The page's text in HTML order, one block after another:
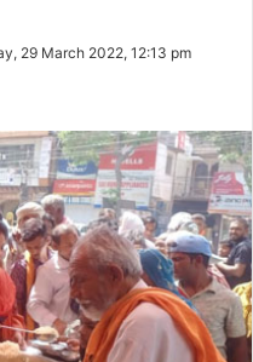
29 March 2022, 12:13 pm